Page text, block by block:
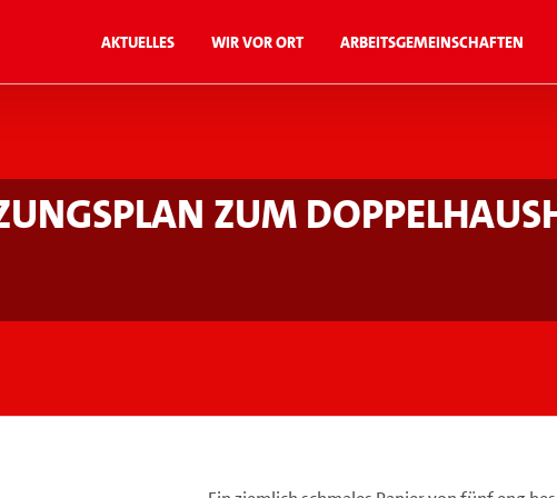
Aktuelles Wir vor Ort Arbeitsgemeinschaften
zum